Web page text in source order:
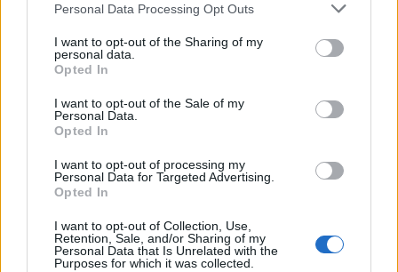
Personal Data Processing Opt Outs
I want to opt-out of the Sharing of my
personal data.
Opted In
I want to opt-out of the Sale of my
Personal Data.
Opted In
I want to opt-out of processing my
Personal Data for Targeted Advertising.
Opted In
I want to opt-out of Collection, Use,
Retention, Sale, and/or Sharing of my
Personal Data that Is Unrelated with the
Purposes for which it was collected.
Minka 10. rész